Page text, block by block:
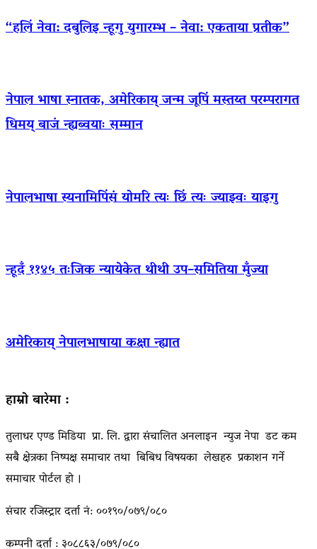
“हलिं नेवा: दबुलिइ न्हूगु युगारम्भ – नेवा: एकताया प्रतीक”
नेपाल भाषा स्नातक, अमेरिकाय् जन्म जूपिं मस्तय्त परम्परागत
धिमय् बाजं न्ह्यब्वयाः सम्मान
नेपालभाषा स्यनामिपिंसं योमरि त्यः छिं त्यः ज्याझ्वः याइगु
न्हूदँ ११४५ तःजिक न्यायेकेत थीथी उप–समितिया मुँज्या
अमेरिकाय् नेपालभाषाया कक्षा न्ह्यात
हाम्रो बारेमा :
तुलाधर एण्ड मिडिया प्रा. लि. द्वारा संचालित अनलाइन न्युज नेपा डट कम
सबै क्षेत्रका निष्पक्ष समाचार तथा बिबिध विषयका लेखहरु प्रकाशन गर्ने
समाचार पोर्टल हो ।
संचार रजिस्ट्रार दर्ता नं: ००१९०/०७९/०८०
कम्पनी दर्ता : ३०८८६३/०७९/०८०